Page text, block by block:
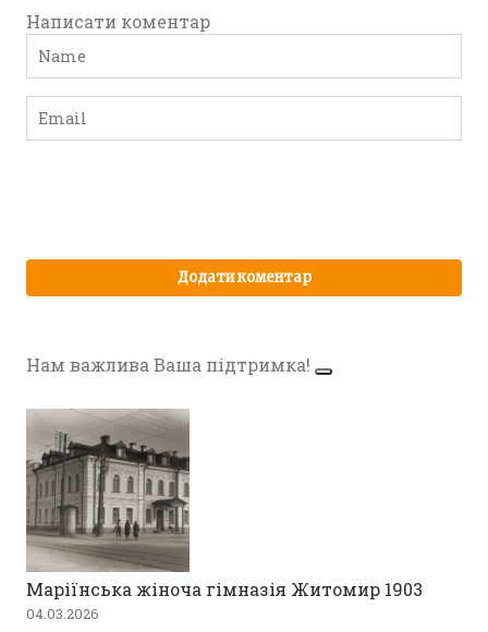
Написати коментар
Нам важлива Ваша підтримка!
Маріїнська жіноча гімназія Житомир 1903
04.03.2026